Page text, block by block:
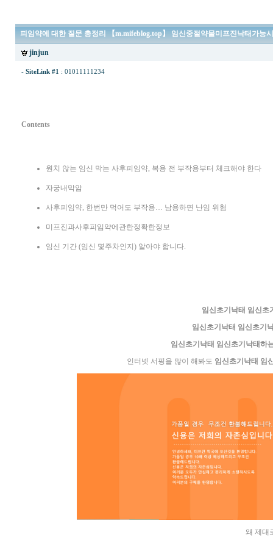
피임약에 대한 질문 총정리 【m.mifeblog.top】 임신중절약물미프진낙태가능
jinjun
- SiteLink #1 : 01011111234
Contents
원치 않는 임신 막는 사후피임약, 복용 전 부작용부터 체크해야 한다
자궁내막암
사후피임약, 한번만 먹어도 부작용… 남용하면 난임 위험
미프진과사후피임약에관한정확한정보
임신 기간 (임신 몇주차인지) 알아야 합니다.
임신초기낙태 임신초
임신초기낙태 임신초기
임신초기낙태 임신초기낙태하
인터넷 서핑을 많이 해봐도 임신초기낙태 임
왜 제대